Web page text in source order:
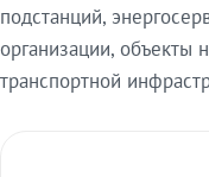
подстанций,
организации, объекты
транспортной